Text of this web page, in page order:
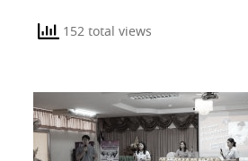
152 total views